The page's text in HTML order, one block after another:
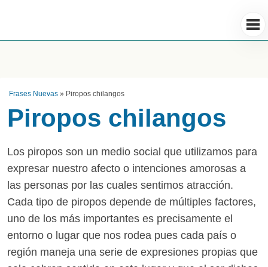
Frases Nuevas » Piropos chilangos
Piropos chilangos
Los piropos son un medio social que utilizamos para
expresar nuestro afecto o intenciones amorosas a
las personas por las cuales sentimos atracción.
Cada tipo de piropos depende de múltiples factores,
uno de los más importantes es precisamente el
entorno o lugar que nos rodea pues cada país o
región maneja una serie de expresiones propias que